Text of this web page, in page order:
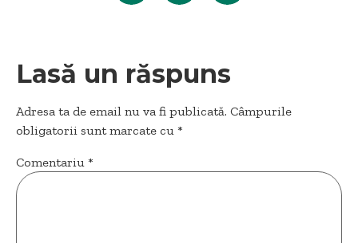
Lasă un răspuns
Adresa ta de email nu va fi publicată. Câmpurile
obligatorii sunt marcate cu *
Comentariu *